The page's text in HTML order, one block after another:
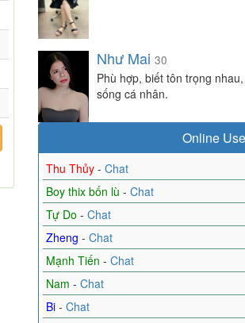
Như Mai 30
Phù hợp, biết tôn trọng
sống cá nhân.
Online
Thu Thủy - Chat
Boy thix bốn lù - Chat
Tự Do - Chat
Zheng - Chat
Mạnh Tiến - Chat
Nam - Chat
Bi - Chat